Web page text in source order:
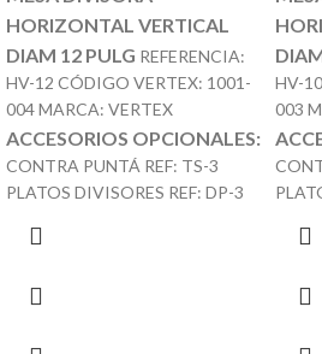
HORIZONTAL VERTICAL
DIAM 12 PULG REFERENCIA:
HV-12 CÓDIGO VERTEX: 1001-
004 MARCA: VERTEX
ACCESORIOS OPCIONALES:
CONTRA PUNTÁ REF: TS-3
PLATOS DIVISORES REF: DP-3
HV-
003